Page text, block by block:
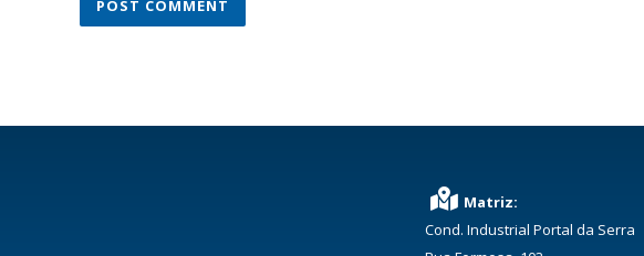
Matriz:
Cond. Industrial Portal da Serra